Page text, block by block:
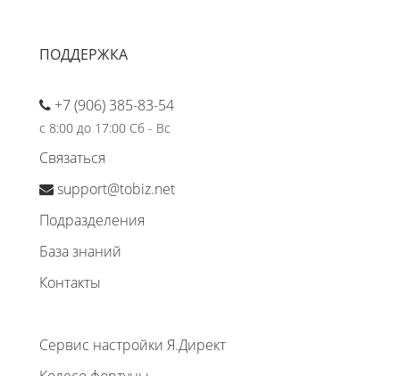
ПОДДЕРЖКА
+7 (906) 385-83-54
с 8:00 до 17:00 Сб - Вс
Связаться
support@tobiz.net
Подразделения
База знаний
Контакты
Сервис настройки Я.Директ